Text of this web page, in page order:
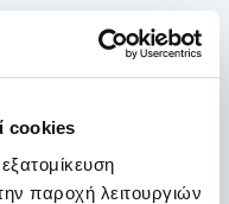
cookies
παροχή λειτουργιών